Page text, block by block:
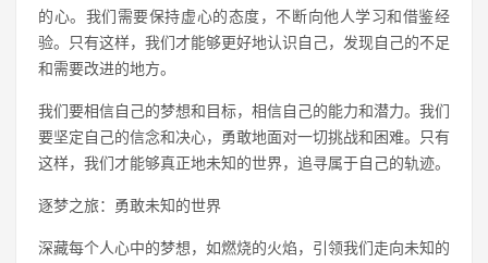
的心。我们需要保持虚心的态度，不断向他人学习和借鉴经
验。只有这样，我们才能够更好地认识自己，发现自己的不足
和需要改进的地方。
我们要相信自己的梦想和目标，相信自己的能力和潜力。我们
要坚定自己的信念和决心，勇敢地面对一切挑战和困难。只有
这样，我们才能够真正地未知的世界，追寻属于自己的轨迹。
逐梦之旅：勇敢未知的世界
深藏每个人心中的梦想，如燃烧的火焰，引领我们走向未知的